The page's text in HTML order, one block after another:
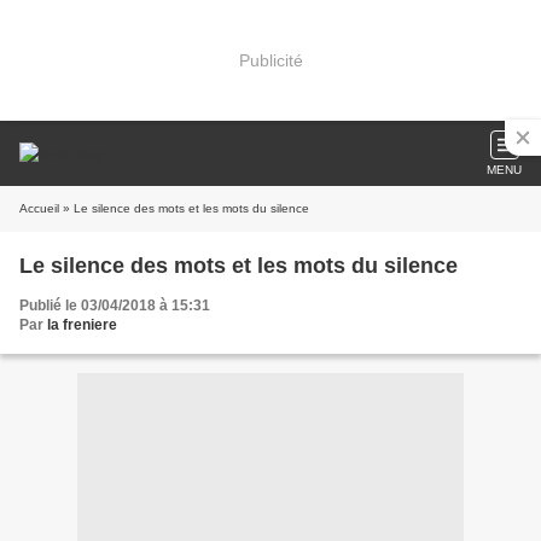
Publicité
MENU
Accueil » Le silence des mots et les mots du silence
Le silence des mots et les mots du silence
Publié le 03/04/2018 à 15:31
Par la freniere